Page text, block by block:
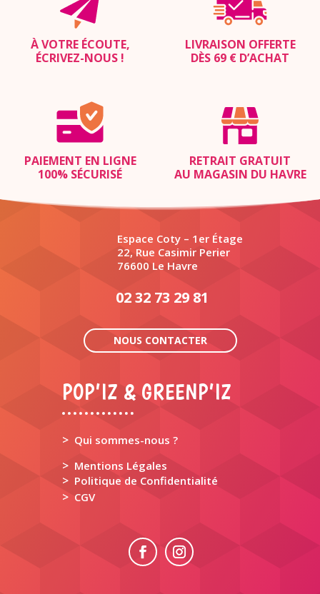
À VOTRE ÉCOUTE,
ÉCRIVEZ-NOUS !
LIVRAISON OFFERTE
DÈS 69 € D’ACHAT
PAIEMENT EN LIGNE
100% SÉCURISÉ
RETRAIT GRATUIT
AU MAGASIN DU HAVRE
Espace Coty – 1er Étage
22, Rue Casimir Perier
76600 Le Havre
02 32 73 29 81
NOUS CONTACTER
POP’IZ & GREENP’IZ
> Qui sommes-nous ?
> Mentions Légales
> Politique de Confidentialité
> CGV